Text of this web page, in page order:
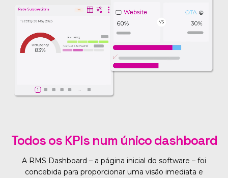
Todos os KPIs num único dashboard
A RMS Dashboard – a página inicial do software – foi
concebida para proporcionar uma visão imediata e